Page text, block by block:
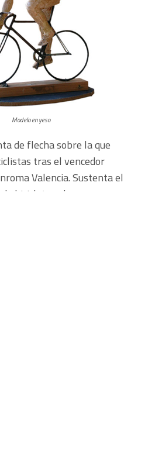
Modelo en yeso
de flecha sobre la que
tras el vencedor
Valencia. Sustenta el
bicicleta sobre peana